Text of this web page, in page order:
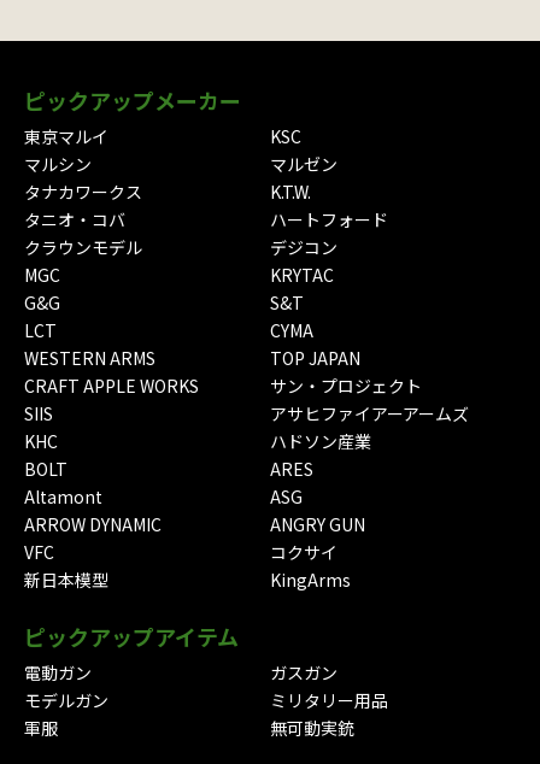
ピックアップメーカー
東京マルイ
KSC
マルシン
マルゼン
タナカワークス
K.T.W.
タニオ・コバ
ハートフォード
クラウンモデル
デジコン
MGC
KRYTAC
G&G
S&T
LCT
CYMA
WESTERN ARMS
TOP JAPAN
CRAFT APPLE WORKS
サン・プロジェクト
SIIS
アサヒファイアーアームズ
KHC
ハドソン産業
BOLT
ARES
Altamont
ASG
ARROW DYNAMIC
ANGRY GUN
VFC
コクサイ
新日本模型
KingArms
ピックアップアイテム
電動ガン
ガスガン
モデルガン
ミリタリー用品
軍服
無可動実銃